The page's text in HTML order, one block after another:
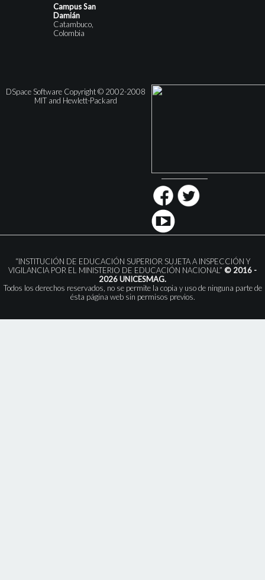
Campus San
Damián
Catambuco,
Colombia
DSpace Software Copyright © 2002-2008
MIT and Hewlett-Packard
“INSTITUCIÓN DE EDUCACIÓN SUPERIOR SUJETA A INSPECCIÓN Y
VIGILANCIA POR EL MINISTERIO DE EDUCACIÓN NACIONAL” © 2016 -
2026 UNICESMAG.
Todos los derechos reservados, no se permite la copia y uso de ninguna parte de
ésta página web sin permisos previos.